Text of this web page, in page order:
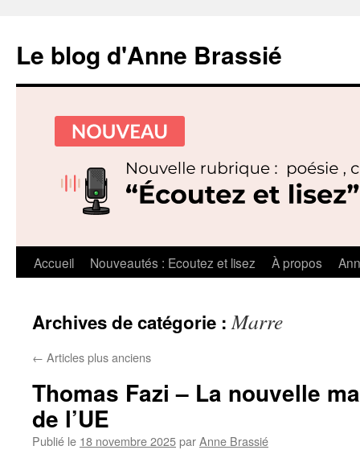
Le blog d'Anne Brassié
Aller
contenu
Accueil Nouveautés : Ecoutez et lisez À propos
Archives de catégorie :Marre
← Articles plus anciens
Thomas Fazi – La nouvelle
de l’UE
Publié le 18 novembre 2025parAnne Brassié